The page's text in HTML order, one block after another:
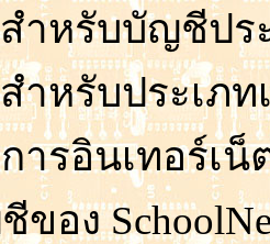
ำหรับบัญชีปร
ำหรับประเภท
ารอินเทอร์เน็
ของ